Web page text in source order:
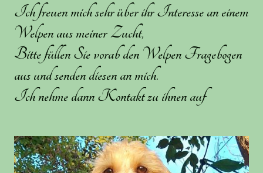
Ich freuen mich sehr über ihr Interesse an einem
Welpen aus meiner Zucht,
Bitte füllen Sie vorab den Welpen Fragebogen
aus und senden diesen an mich.
Ich nehme dann Kontakt zu ihnen auf